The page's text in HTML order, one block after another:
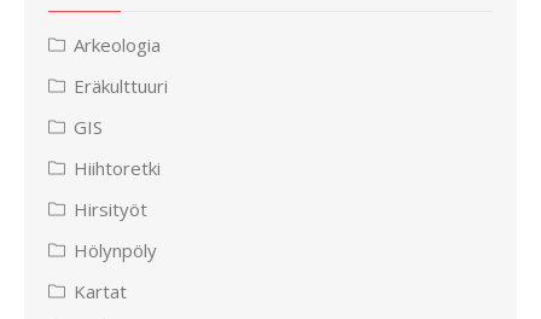
Arkeologia
Eräkulttuuri
GIS
Hiihtoretki
Hirsityöt
Hölynpöly
Kartat